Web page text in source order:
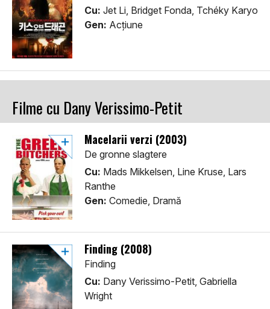
Cu: Jet Li, Bridget Fonda, Tchéky Karyo
Gen: Acţiune
Filme cu Dany Verissimo-Petit
Macelarii verzi (2003)
De gronne slagtere
Cu: Mads Mikkelsen, Line Kruse, Lars
Ranthe
Gen: Comedie, Dramă
Finding (2008)
Finding
Cu: Dany Verissimo-Petit, Gabriella
Wright